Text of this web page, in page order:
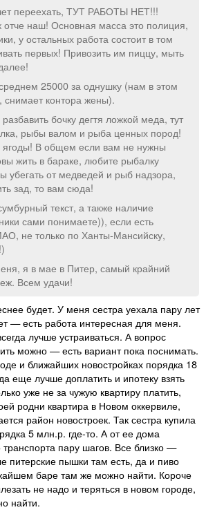
переехать, ТУТ РАБОТЫ НЕТ!!!
отче наш! Основная масса это полиция,
у остальных работа состоит в том
первых! Привозить им пиццу, мыть
25000 за однушку (нам в этом
снимает контора жены).
бочку дегтя ложкой меда, тут
рыбы валом и рыба ценных пород!
ягоды! В общем если вам не нужны
жить в бараке, любите рыбалку
убегать от медведей и рыб надзора,
зад, то вам сюда!
текст, а также наличие
сами понимаете)), если есть
не только по Ханты-Мансийску,
я в мае в Питер, самый крайний
Всем удачи!
будет. У меня сестра уехала пару лет
— есть работа интересная для меня.
лучше устраиваться. А вопрос
можно — есть вариант пока поснимать.
и ближайших новостройках порядка 18
еще лучше доплатить и ипотеку взять
уже не за чужую квартиру платить,
родни квартира в Новом оккервиле,
район новостроек. Так сестра купила
5 млн.р. где-то. А от ее дома
пару шагов. Все близко —
питерские пышки там есть, да и пиво
баре там же можно найти. Короче
не надо и теряться в новом городе,
найти.